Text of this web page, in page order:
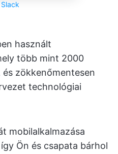
Slack
használt
több mint 2000
zökkenőmentesen
technológiai
mobilalkalmazása
Ön és csapata bárhol